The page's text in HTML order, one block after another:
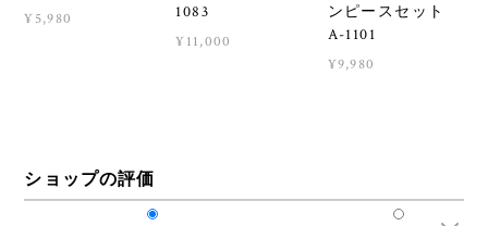
¥5,980
1083
¥11,000
ンピースセット
A-1101
¥9,980
ショップの評価